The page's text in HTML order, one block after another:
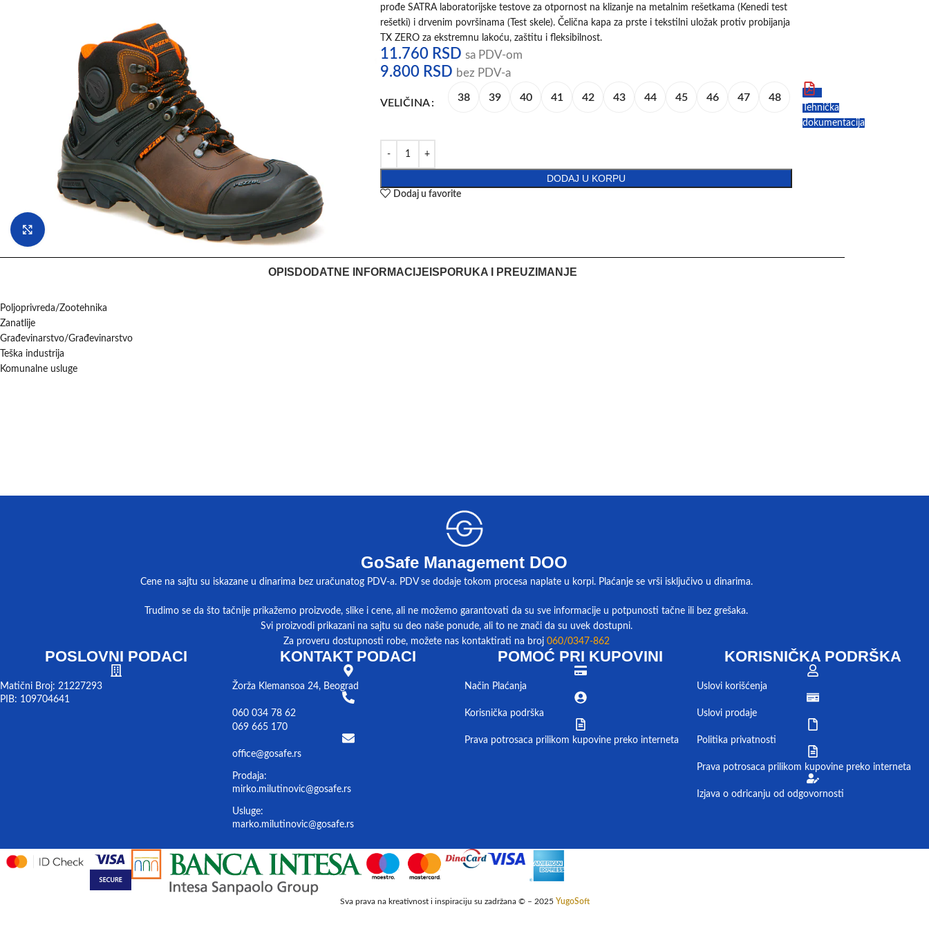
prođe SATRA laboratorijske testove za otpornost na klizanje na metalnim rešetkama (Kenedi test
rešetki) i drvenim površinama (Test skele). Čelična kapa za prste i tekstilni uložak protiv probijanja
TX ZERO za ekstremnu lakoću, zaštitu i fleksibilnost.
11.760 RSD sa PDV-om
9.800 RSD bez PDV-a
VELIČINA
38 39 40 41 42 43 44 45 46 47 48
DODAJ U KORPU
Tehnička
dokumentacija
Dodaj u favorite
OPIS DODATNE INFORMACIJE ISPORUKA I PREUZIMANJE
Poljoprivreda/Zootehnika
Zanatlije
Građevinarstvo/Građevinarstvo
Teška industrija
Komunalne usluge
GoSafe Management DOO
Cene na sajtu su iskazane u dinarima bez uračunatog PDV-a. PDV se dodaje tokom procesa naplate u korpi. Plaćanje se vrši isključivo u dinarima.
Trudimo se da što tačnije prikažemo proizvode, slike i cene, ali ne možemo garantovati da su sve informacije u potpunosti tačne ili bez grešaka.
Svi proizvodi prikazani na sajtu su deo naše ponude, ali to ne znači da su uvek dostupni.
Za proveru dostupnosti robe, možete nas kontaktirati na broj 060/0347-862
POSLOVNI PODACI
Matični Broj: 21227293
PIB: 109704641
KONTAKT PODACI
Žorža Klemansoa 24, Beograd
060 034 78 62
069 665 170
office@gosafe.rs
Prodaja:
mirko.milutinovic@gosafe.rs
Usluge:
marko.milutinovic@gosafe.rs
POMOĆ PRI KUPOVINI
Način Plaćanja
Korisnička podrška
Prava potrosaca prilikom kupovine preko interneta
KORISNIČKA PODRŠKA
Uslovi korišćenja
Uslovi prodaje
Politika privatnosti
Prava potrosaca prilikom kupovine preko interneta
Izjava o odricanju od odgovornosti
Sva prava na kreativnost i inspiraciju su zadržana © – 2025 YugoSoft